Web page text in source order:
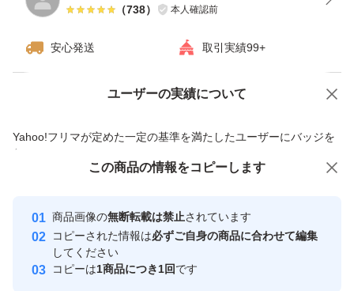
（738） 本人確認前
安心発送 取引実績99+
ユーザーの実績について
Yahoo!フリマが定めた一定の基準を満たしたユーザーにバッジを
付与しています
安心取引出品者
心・安全なユーザーです
取引実績
価格の相談 商品への質問
この商品の情報をコピーします
商品画像の無断転載は禁止されています
コピーされた情報は必ずご自身の商品に合わせて編集
してください
コピーは1商品につき1回です
この商品をみている人にオススメ